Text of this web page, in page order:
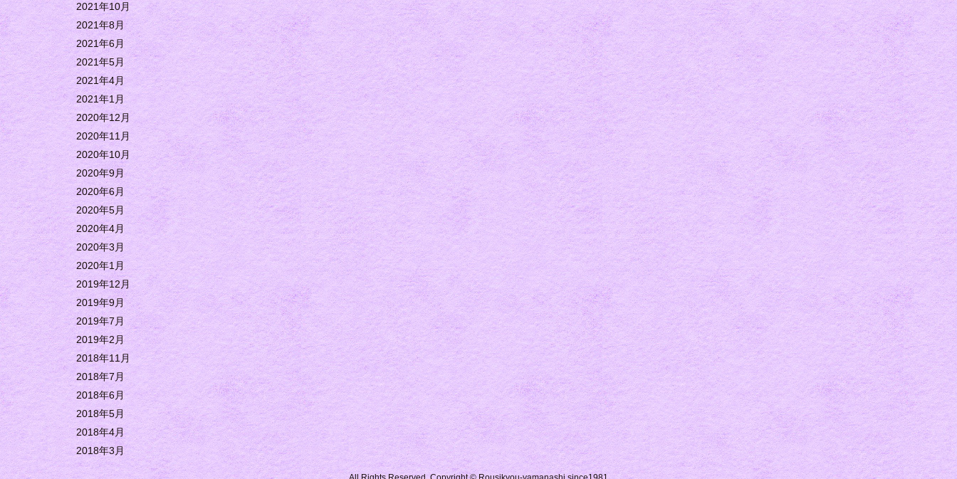
2021年10月
2021年8月
2021年6月
2021年5月
2021年4月
2021年1月
2020年12月
2020年11月
2020年10月
2020年9月
2020年6月
2020年5月
2020年4月
2020年3月
2020年1月
2019年12月
2019年9月
2019年7月
2019年2月
2018年11月
2018年7月
2018年6月
2018年5月
2018年4月
2018年3月